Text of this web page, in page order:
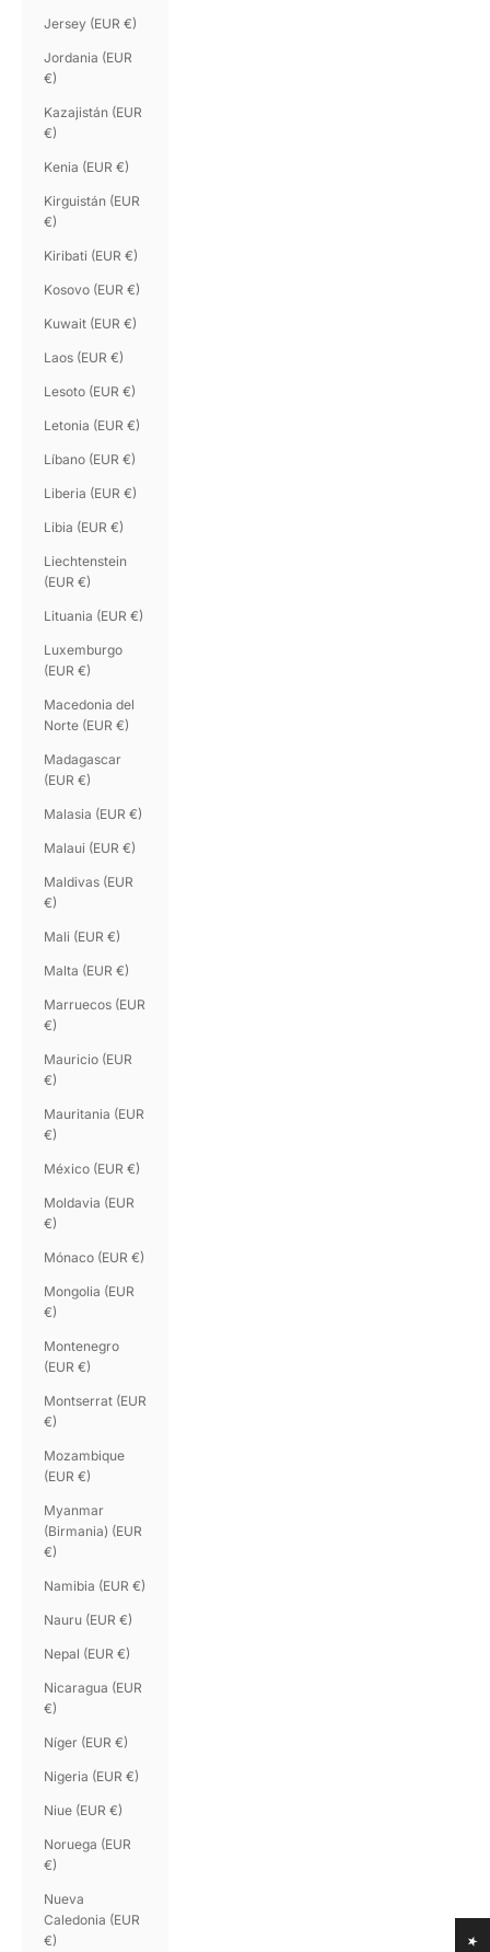
Jersey (EUR €)
Jordania (EUR
€)
Kazajistán (EUR
€)
Kenia (EUR €)
Kirguistán (EUR
€)
Kiribati (EUR €)
Kosovo (EUR €)
Kuwait (EUR €)
Laos (EUR €)
Lesoto (EUR €)
Letonia (EUR €)
Líbano (EUR €)
Liberia (EUR €)
Libia (EUR €)
Liechtenstein
(EUR €)
Lituania (EUR €)
Luxemburgo
(EUR €)
Macedonia del
Norte (EUR €)
Madagascar
(EUR €)
Malasia (EUR €)
Malaui (EUR €)
Maldivas (EUR
€)
Mali (EUR €)
Malta (EUR €)
Marruecos (EUR
€)
Mauricio (EUR
€)
Mauritania (EUR
€)
México (EUR €)
Moldavia (EUR
€)
Mónaco (EUR €)
Mongolia (EUR
€)
Montenegro
(EUR €)
Montserrat (EUR
€)
Mozambique
(EUR €)
Myanmar
(Birmania) (EUR
€)
Namibia (EUR €)
Nauru (EUR €)
Nepal (EUR €)
Nicaragua (EUR
€)
Níger (EUR €)
Nigeria (EUR €)
Niue (EUR €)
Noruega (EUR
€)
Nueva
Caledonia (EUR
€)